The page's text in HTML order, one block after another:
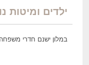
ילדים ומיטות
במלון ישנם חדרי